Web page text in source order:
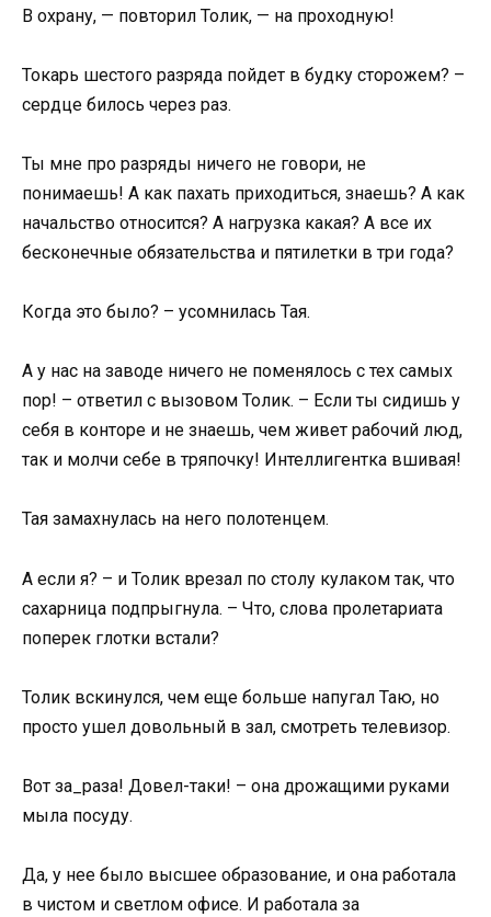
В охрану, — повторил Толик, — на проходную!
Токарь шестого разряда пойдет в будку сторожем? –
сердце билось через раз.
Ты мне про разряды ничего не говори, не
понимаешь! А как пахать приходиться, знаешь? А как
начальство относится? А нагрузка какая? А все их
бесконечные обязательства и пятилетки в три года?
Когда это было? – усомнилась Тая.
А у нас на заводе ничего не поменялось с тех самых
пор! – ответил с вызовом Толик. – Если ты сидишь у
себя в конторе и не знаешь, чем живет рабочий люд,
так и молчи себе в тряпочку! Интеллигентка вшивая!
Тая замахнулась на него полотенцем.
А если я? – и Толик врезал по столу кулаком так, что
сахарница подпрыгнула. – Что, слова пролетариата
поперек глотки встали?
Толик вскинулся, чем еще больше напугал Таю, но
просто ушел довольный в зал, смотреть телевизор.
Вот за_раза! Довел-таки! – она дрожащими руками
мыла посуду.
Да, у нее было высшее образование, и она работала
в чистом и светлом офисе. И работала за